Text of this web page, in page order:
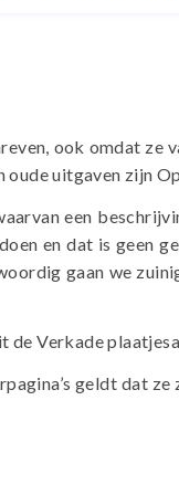
ook omdat
oude uitgaven zijn
een
en dat is geen
gaan we
de Verkade
geldt dat